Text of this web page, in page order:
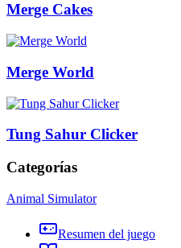
Merge Cakes
Merge World
Tung Sahur Clicker
Categorías
Animal Simulator
Resumen del juego